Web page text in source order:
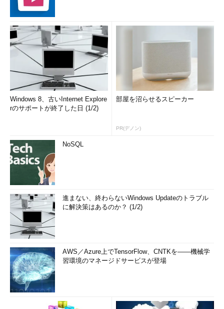
Windows 8、古いInternet Explore
rのサポートが終了した日 (1/2)
部屋を沼らせるスピーカー
PR(デノン)
NoSQL
進まない、終わらないWindows Updateのトラブル
に解決策はあるのか？ (1/2)
AWS／Azure上でTensorFlow、CNTKを――機械学
習環境のマネージドサービスが登場